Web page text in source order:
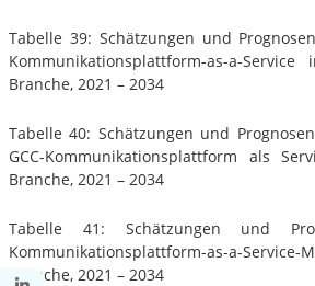
Tabelle 39: Schätzungen und
Kommunikationsplattform-as-a-
Branche, 2021 – 2034
Tabelle 40: Schätzungen und
GCC-Kommunikationsplattform als
Branche, 2021 – 2034
Tabelle 41: Schätzungen und
Kommunikationsplattform-as-a-
Branche, 2021 – 2034